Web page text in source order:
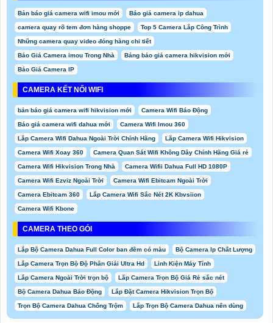
Bản báo giá camera wifi imou mới Báo giá camera ip dahua
camera quay rõ tem đơn hàng shoppe Top 5 Camera Lắp Công Trình
Những camera quay video đóng hàng chi tiết
Báo Giá Camera imou Trong Nhà Bảng báo giá camera hikvision mới
Báo Giá Camera IP
CAMERA KẾT NỐI WIFI
bản báo giá camera wifi hikvision mới Camera Wifi Báo Động
Báo giá camera wifi dahua mới Camera Wifi Imou 360
Lắp Camera Wifi Dahua Ngoài Trời Chính Hãng Lắp Camera Wifi Hikvision
Camera Wifi Xoay 360 Camera Quan Sát Wifi Không Dây Chính Hãng Giá rẻ
Camera Wifi Hikvision Trong Nhà Camera Wifii Dahua Full HD 1080P
Camera Wifi Ezviz Ngoài Trời Camera Wifi Ebitcam Ngoài Trời
Camera Ebitcam 360 Lắp Camera Wifi Sắc Nét 2K Kbvsiion
Camera Wifi Kbone
CAMERA THEO GÓI
Lắp Bộ Camera Dahua Full Color ban đêm có màu Bộ Camera Ip Chất Lượng
Lắp Camera Trọn Bộ Độ Phân Giải Ultra Hd Linh Kiện Máy Tính
Lắp Camera Ngoài Trời trọn bộ Lắp Camera Trọn Bộ Giá Rẻ sắc nét
Bộ Camera Dahua Báo Động Lắp Đặt Camera Hikvision Trọn Bộ
Trọn Bộ Camera Dahua Chống Trộm Lắp Trọn Bộ Camera Dahua nên dùng